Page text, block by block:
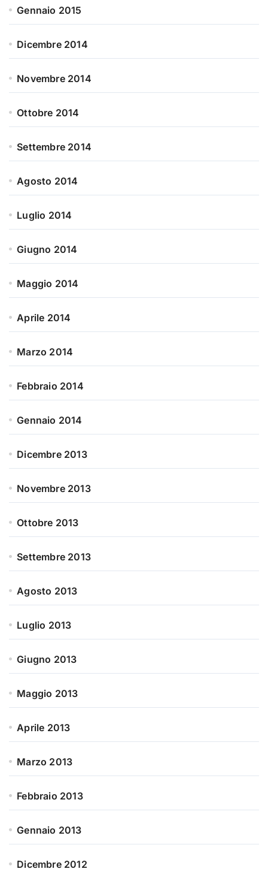
Gennaio 2015
Dicembre 2014
Novembre 2014
Ottobre 2014
Settembre 2014
Agosto 2014
Luglio 2014
Giugno 2014
Maggio 2014
Aprile 2014
Marzo 2014
Febbraio 2014
Gennaio 2014
Dicembre 2013
Novembre 2013
Ottobre 2013
Settembre 2013
Agosto 2013
Luglio 2013
Giugno 2013
Maggio 2013
Aprile 2013
Marzo 2013
Febbraio 2013
Gennaio 2013
Dicembre 2012